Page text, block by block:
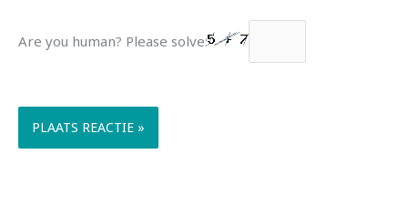
Are you human? Please solve: